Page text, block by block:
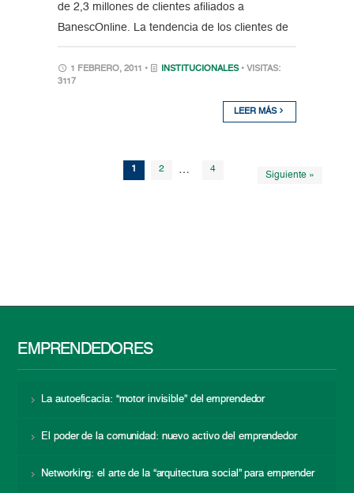
de 2,3 millones de clientes afiliados a
BanescOnline. La tendencia de los clientes de
1 FEBRERO, 2011 • INSTITUCIONALES • VISITAS:
3117
LEER MÁS
1 2 … 4
Siguiente »
EMPRENDEDORES
La autoeficacia: “motor invisible” del emprendedor
El poder de la comunidad: nuevo activo del emprendedor
Networking: el arte de la “arquitectura social” para emprender